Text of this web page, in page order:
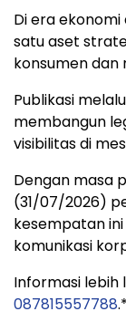
Di era
satu aset
konsumen dan
Publikasi
membangun
visibilitas di
Dengan masa
(31/07/2026)
kesempatan
komunikasi
Informasi lebih
087815557788